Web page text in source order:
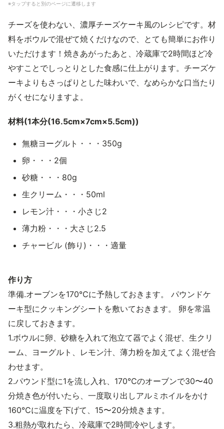
※タップすると別のページに遷移します
チーズを使わない、濃厚チーズケーキ風のレシピです。材
料をボウルで混ぜて焼くだけなので、とても簡単にお作り
いただけます！焼きあがったあと、冷蔵庫で2時間ほど冷
やすことでしっとりとした食感に仕上がります。チーズケ
ーキよりもさっぱりとした味わいで、なめらかな口当たり
がくせになりますよ。
材料(1本分(16.5cm×7cm×5.5cm))
無糖ヨーグルト・・・350g
卵・・・2個
砂糖・・・80g
生クリーム・・・50ml
レモン汁・・・小さじ2
薄力粉・・・大さじ2.5
チャービル (飾り)・・・適量
作り方
準備.オーブンを170℃に予熱しておきます。 パウンドケ
ーキ型にクッキングシートを敷いておきます。 卵を常温
に戻しておきます。
1.ボウルに卵、砂糖を入れて泡立て器でよく混ぜ、生クリ
ーム、ヨーグルト、レモン汁、薄力粉を加えてよく混ぜ合
わせます。
2.パウンド型に1を流し入れ、170℃のオーブンで30〜40
分焼き色が付いたら、一度取り出しアルミホイルをかけ
160℃に温度を下げて、15〜20分焼きます。
3.粗熱が取れたら、冷蔵庫で2時間冷やします。